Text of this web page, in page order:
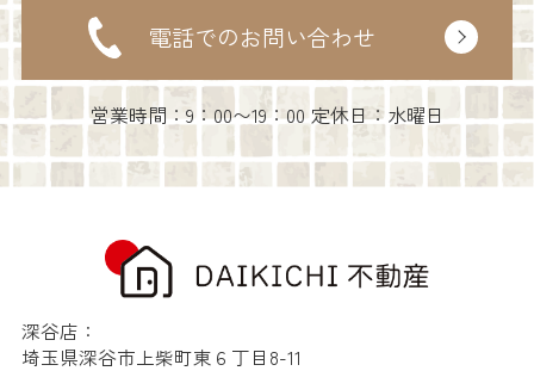
電話でのお問い合わせ
営業時間：9：00〜19：00 定休日：水曜日
深谷店：
埼玉県深谷市上柴町東６丁目8-11